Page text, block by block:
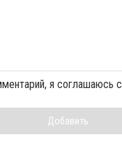
я соглашаюсь с
Добавить